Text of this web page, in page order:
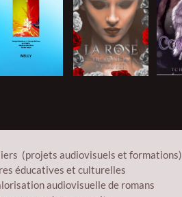
(projets audiovisuels et formations)
éducatives et culturelles
audiovisuelle de romans